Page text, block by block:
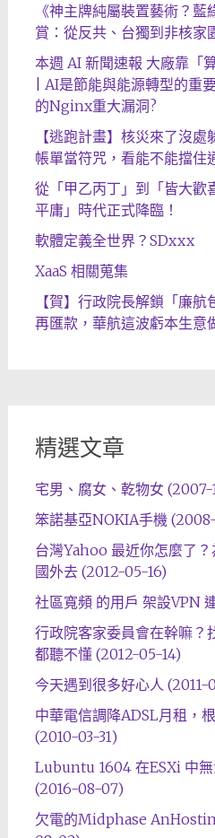
《神主牌純屬裝置藝術？
賞：從反共、台獨到非核家
本週 AI 新聞速報 大廠靠「
| AI是節能與能源轉型的重
的Nginx重大漏洞?
【逃跑計畫】核災來了沒
帳單當符咒，看能不能擋住
從「甲乙丙丁」到「皆大歡
平庸」時代正式降臨！
軟體定義全世界？SDxxx
XaaS 相關蒐集
【賀】行政院長解鎖「廉
再匯款，華航這波虧本生意
精選文章
宅男、腐女、乾物女 (2007-
笨諾基亞NOKIA手機
台灣Yahoo 最近你怎麼了
國外去 (2012-05-16)
社區寬頻 的用戶 架設VPN
行政院客家委員會在幹嘛？
都聽不懂 (2012-05-14)
今天遇到很多好心人 (2011-
中華電信調降ADSL月租，
(2010-03-31)
Lubuntu 1604 在ESXi 中
(2016-08-07)
欠電的Midphase